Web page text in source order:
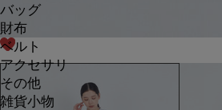
バッグ
財布
ベルト
アクセサリ
その他
雑貨小物